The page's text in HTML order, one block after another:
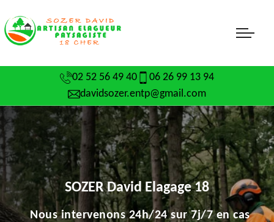
02 52 56 49 40
06 26 99 13 94
davidsozer.entp@gmail.com
SOZER David Elagage 18
Nous intervenons 24h/24 sur 7j/7 en cas